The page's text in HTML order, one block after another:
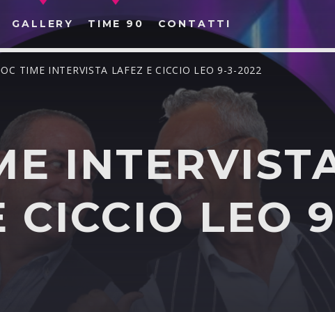
GALLERY TIME 90 CONTATTI
CERCA NEL SITO WEB:
TIME INTERVISTA LAFEZ E CICCIO LEO 9-3-2022
CICCIO LEO